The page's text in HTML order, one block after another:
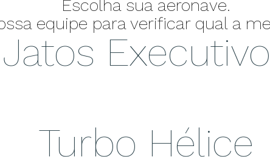
Escolha sua aeronave.
equipe para verificar qual a
Jatos
Turbo Hélice